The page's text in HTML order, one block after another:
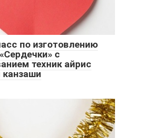
по изготовлению
с
техник айрис